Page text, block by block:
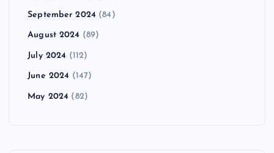
September 2024 (84)
August 2024 (89)
July 2024 (112)
June 2024 (147)
May 2024 (82)